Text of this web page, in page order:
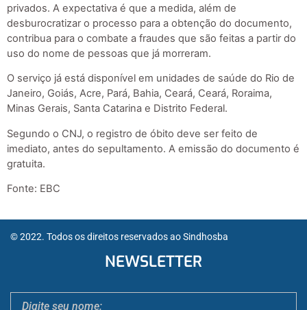
privados. A expectativa é que a medida, além de
desburocratizar o processo para a obtenção do documento,
contribua para o combate a fraudes que são feitas a partir do
uso do nome de pessoas que já morreram.
O serviço já está disponível em unidades de saúde do Rio de
Janeiro, Goiás, Acre, Pará, Bahia, Ceará, Ceará, Roraima,
Minas Gerais, Santa Catarina e Distrito Federal.
Segundo o CNJ, o registro de óbito deve ser feito de
imediato, antes do sepultamento. A emissão do documento é
gratuita.
Fonte: EBC
© 2022. Todos os direitos reservados ao Sindhosba
NEWSLETTER